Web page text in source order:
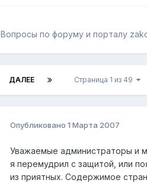
Вопросы по форуму и порталу
ДАЛЕЕ Страница 1 из 49
Опубликовано 1 Марта 2007
Уважаемые администраторы и
я перемудрил с защитой, или
из приятных. Содержимое